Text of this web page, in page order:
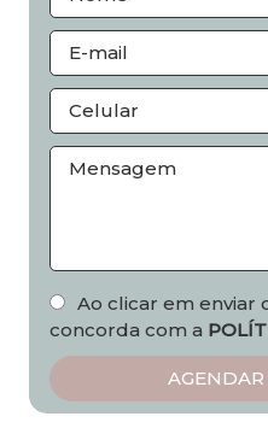
Ao clicar em enviar
concorda com a